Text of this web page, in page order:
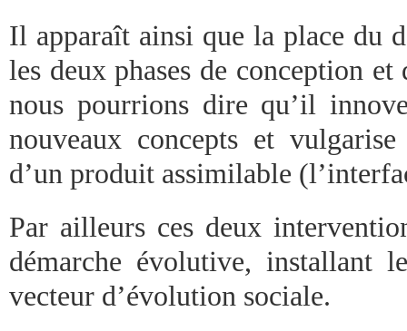
Il apparaît ainsi que la place du
les deux phases de conception
nous pourrions dire qu’il
nouveaux concepts et
d’un produit assimilable
Par ailleurs ces deux
démarche évolutive, installant
vecteur d’évolution sociale.